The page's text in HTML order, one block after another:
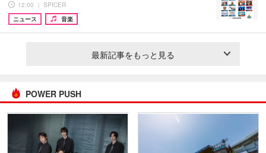
12:00 ｜ SPICER
ニュース
音楽
最新記事をもっと見る
POWER PUSH